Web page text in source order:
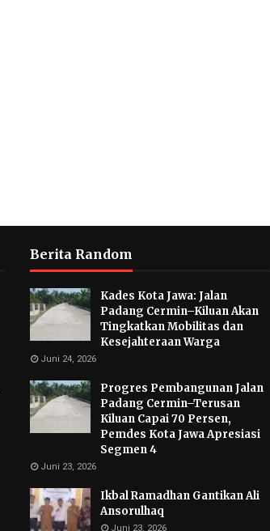
Berita Random
Kades Kota Jawa: Jalan
Padang Cermin–Kiluan Akan
Tingkatkan Mobilitas dan
Kesejahteraan Warga
Juni 24, 2026
Progres Pembangunan Jalan
Padang Cermin–Terusan
Kiluan Capai 70 Persen,
Pemdes Kota Jawa Apresiasi
Segmen 4
Juni 23, 2026
Ikbal Ramadhan Gantikan Ali
Ansorulhaq
Juni 23, 2026